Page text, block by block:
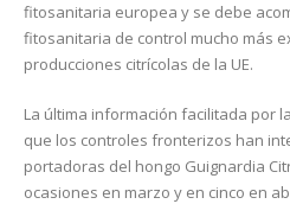
fitosanitaria europea y se debe
fitosanitaria de control mucho más
producciones citrícolas de la UE.
La última información facilitada por
que los controles fronterizos han
portadoras del hongo Guignardia
ocasiones en marzo y en cinco en